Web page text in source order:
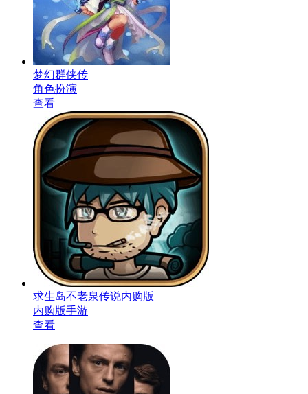
梦幻群侠传
角色扮演
查看
求生岛不老泉传说内购版
内购版手游
查看